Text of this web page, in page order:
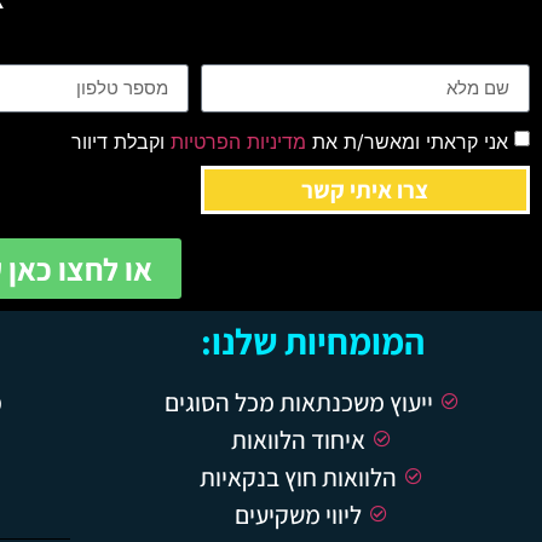
אני קראתי ומאשר/ת את מדיניות הפרטיות וקבלת דיוור
צרו איתי קשר
או לחצו
המומחיות שלנו:
ייעוץ משכנתאות מכל הסוגים
איחוד הלוואות
הלוואות חוץ בנקאיות
ליווי משקיעים